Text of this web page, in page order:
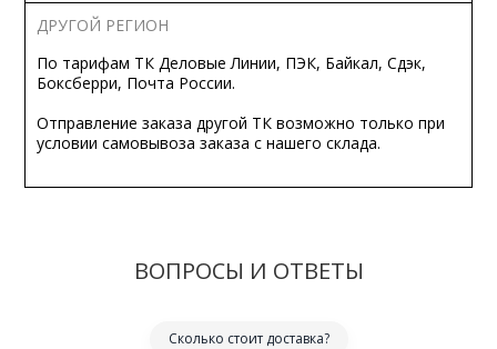
ДРУГОЙ РЕГИОН
По тарифам ТК Деловые Линии, ПЭК, Байкал, Сдэк,
Боксберри, Почта России.
Отправление заказа другой ТК возможно только при
условии самовывоза заказа с нашего склада.
ВОПРОСЫ И ОТВЕТЫ
Сколько стоит доставка?